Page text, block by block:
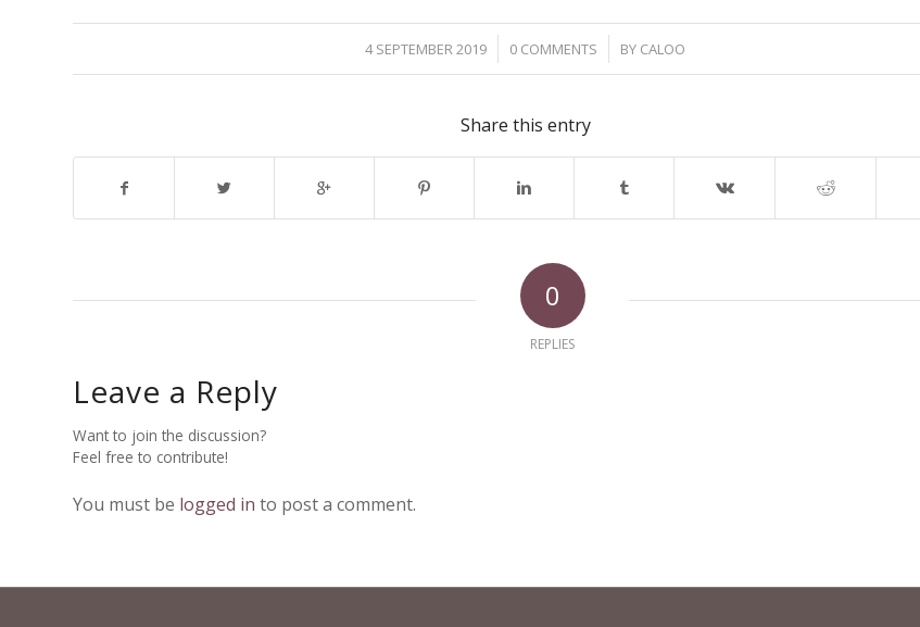
4 SEPTEMBER 2019
/ 0 COMMENTS
/ BY CALOO
Share this entry
0
REPLIES
Leave a Reply
Want to join the discussion?
Feel free to contribute!
You must be logged in to post a comment.